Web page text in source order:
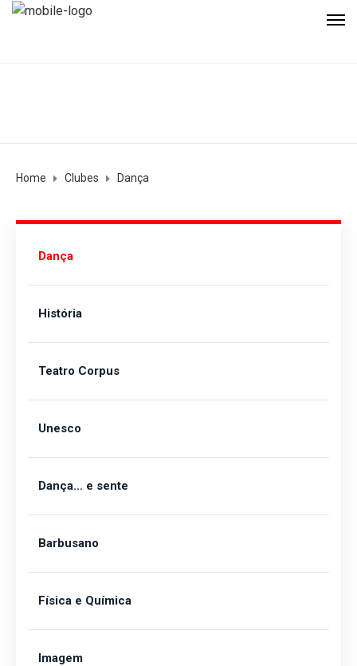
Home Clubes Dança
Dança
História
Teatro Corpus
Unesco
Dança… e sente
Barbusano
Física e Química
Imagem